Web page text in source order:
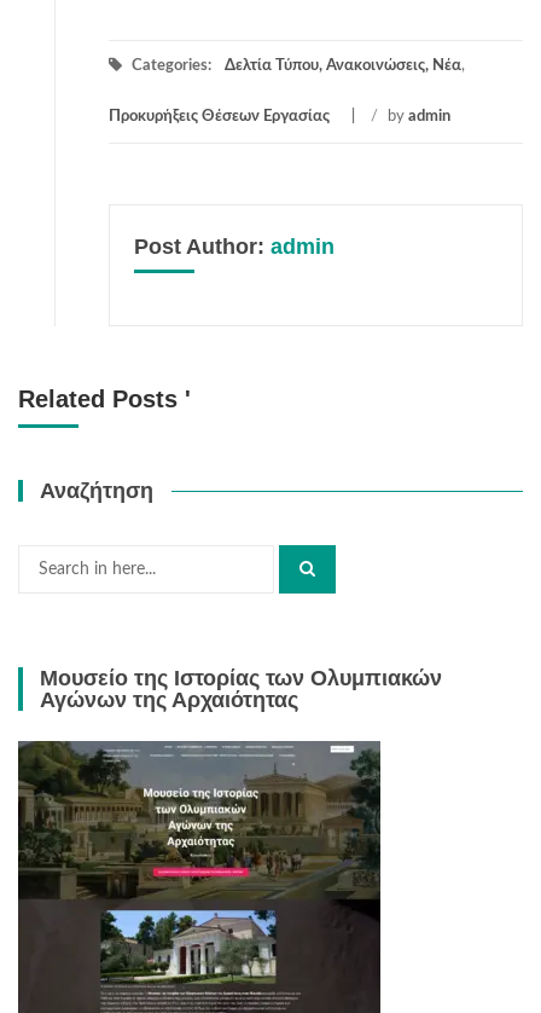
Categories: Δελτία Τύπου, Ανακοινώσεις, Νέα,
Προκυρήξεις Θέσεων Εργασίας / by admin
Post Author: admin
Related Posts '
Αναζήτηση
Μουσείο της Ιστορίας των Ολυμπιακών
Αγώνων της Αρχαιότητας